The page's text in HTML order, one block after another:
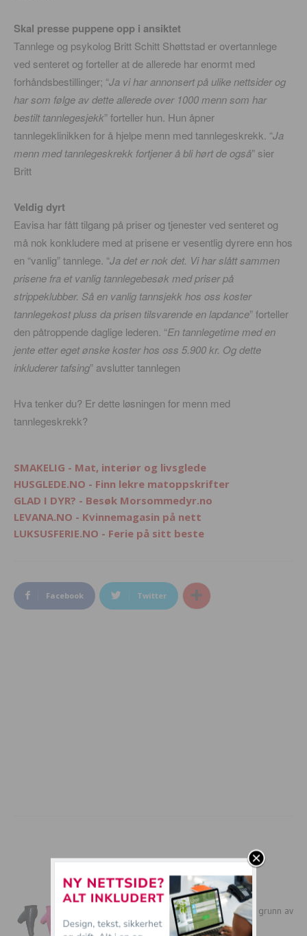
Skal presse puppene opp i ansiktet
Tannlege og psykolog Britt Schitt Shøttstad er overtannlege
ved senteret og forteller at de allerede har enormt med
forhåndsbestillinger; “Ja vi har annonsert på ulike nettsider og
har som følge av dette allerede over 1000 menn som har
bestilt tannlegesjekk” forteller hun. Hun åpner
tannlegeklinikken for å hjelpe menn med tannlegeskrekk. “Ja
menn med tannlegeskrekk fortjener å bli hørt de også” sier
Britt
Veldig dyrt
Eavisa har fått tilgang på priser og tjenester ved senteret og
må nok konkludere med at prisene er vesentlig dyrere enn hos
en “vanlig” tannlege. “Ja det er nok det. Vi har slått sammen
prisene fra et vanlig tannlegebesøk med priser på
strippeklubber. Så en vanlig tannsjekk hos oss koster
tannlegekost pluss da prisen tilsvarende en lapdance” forteller
den påtroppende daglige lederen. “En tannlegetime med en
jente etter eget ønske koster hos oss 5.900 kr. Og dette
inkluderer tafsing” avslutter tannlegen
Hva tenker du? Er dette løsningen for menn med
tannlegeskrekk?
SMAKELIG - Mat, interiør og livsglede
HUSGLEDE.NO - Finn lekre matoppskrifter
GLAD I DYR? - Besøk Morsommedyr.no
LEVANA.NO - Kvinnemagasin på nett
LUKSUSFERIE.NO - Ferie på sitt beste
Facebook Twitter
mer tullball
24 flotte design som ble grusomme på grunn av
IDIOTER!